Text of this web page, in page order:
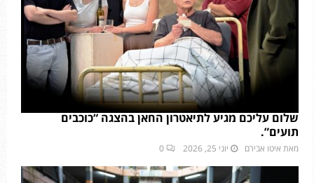
שלום עליכם מגיע לתיאטרון החאן בהצגה “כוכבים
תועים”.
מאת איטו אבירם יוני 25, 2026 0